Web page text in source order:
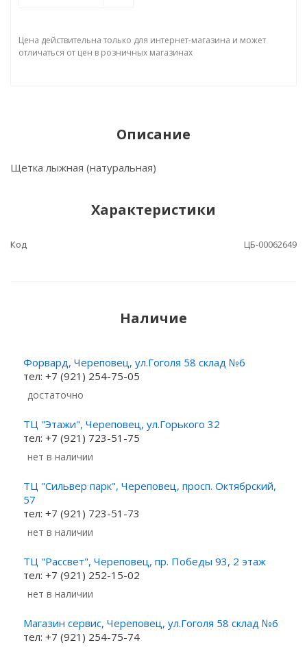
Цена действительна только для интернет-магазина и может
отличаться от цен в розничных магазинах
Описание
Щетка лыжная (натуральная)
Характеристики
Код ЦБ-00062649
Наличие
Форвард, Череповец, ул.Гоголя 58 склад №6
тел: +7 (921) 254-75-05
Достаточно
ТЦ "Этажи", Череповец, ул.Горького 32
тел: +7 (921) 723-51-75
Нет в наличии
ТЦ "Сильвер парк", Череповец, просп. Октябрский,
57
тел: +7 (921) 723-51-73
Нет в наличии
ТЦ "Рассвет", Череповец, пр. Победы 93, 2 этаж
тел: +7 (921) 252-15-02
Нет в наличии
Магазин сервис, Череповец, ул.Гоголя 58 склад №6
тел: +7 (921) 254-75-74